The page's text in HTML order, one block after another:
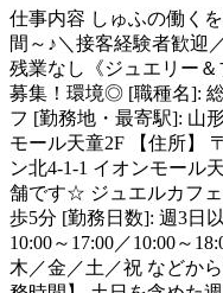
仕事内容 しゅふの働く
間～♪＼接客経験者歓迎
残業なし《ジュエリー
募集！環境◎ [職種名]:
フ [勤務地・最寄駅]: 山
モール天童2F 【住所】
ン北4-1-1 イオンモール
舗です☆ ジュエルカフ
歩5分 [勤務日数]: 週3日
10:00～17:00／10:00～
木／金／土／祝 などか